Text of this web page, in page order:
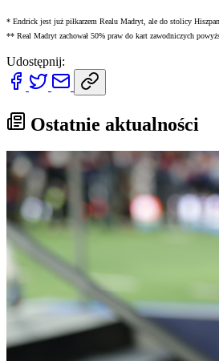
* Endrick jest już piłkarzem Realu Madryt, ale do stolicy
** Real Madryt zachował 50% praw do kart zawodniczych
Udostępnij:
Ostatnie aktualności